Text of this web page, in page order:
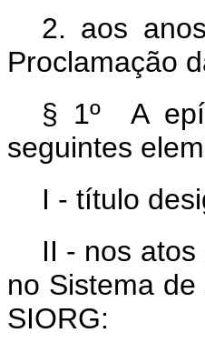
2. aos
Proclamação
§ 1º A
seguintes
I - título
II - nos
no Sistema
SIORG: